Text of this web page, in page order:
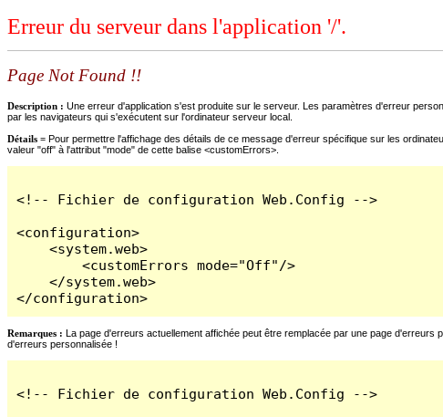
Erreur du serveur dans l'application '/'.
Page Not Found !!
Description : Une erreur d'application s'est produite sur le serveur. Les paramètres d'erreur
par les navigateurs qui s'exécutent sur l'ordinateur serveur local.
Détails = Pour permettre l'affichage des détails de ce message d'erreur spécifique sur les
valeur "off" à l'attribut "mode" de cette balise <customErrors>.
<!-- Fichier de configuration Web.Config -->
<configuration>
    <system.web>
        <customErrors mode="Off"/>
    </system.web>
</configuration>
Remarques : La page d'erreurs actuellement affichée peut être remplacée par une page
d'erreurs personnalisée !
<!-- Fichier de configuration Web.Config -->